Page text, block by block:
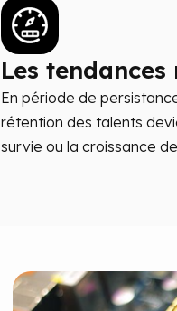
Les
En période de
rétention des talents
survie ou la croissance